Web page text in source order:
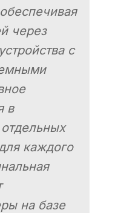
через
с
в
каждого
на базе